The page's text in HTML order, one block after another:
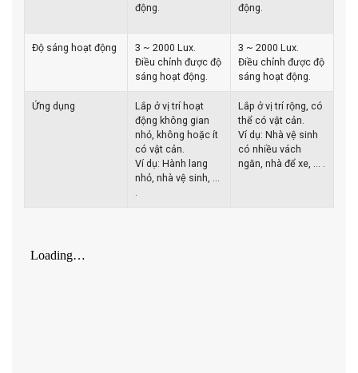
động.
động.
Độ sáng hoạt động
3 ~ 2000 Lux.
Điều chỉnh được độ
sáng hoạt động.
3 ~ 2000 Lux.
Điều chỉnh được độ
sáng hoạt động.
Ứng dụng
Lắp ở vị trí hoạt
động không gian
nhỏ, không hoặc ít
có vật cản.
Ví dụ: Hành lang
nhỏ, nhà vệ sinh, ...
Lắp ở vị trí rộng, có
thể có vật cản.
Ví dụ: Nhà vệ sinh
có nhiều vách
ngăn, nhà để xe, ... .